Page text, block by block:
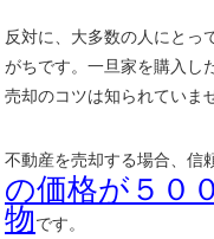
反対に、大多数の人にとっ
がちです。一旦家を購入し
売却のコツは知られていま
不動産を売却する場合、信
の価格が５０
物です。